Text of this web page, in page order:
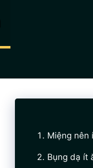
Miệng nên
Bụng dạ ít